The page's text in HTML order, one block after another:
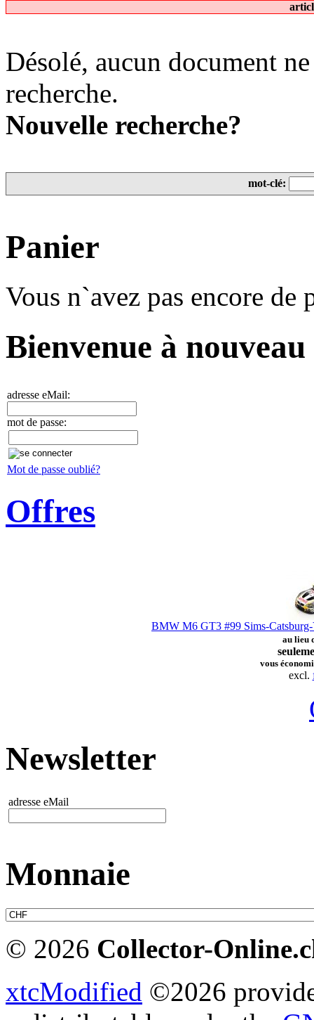
Désolé, aucun document
recherche.
Nouvelle recherche?
mot-clé:
Panier
Vous n`avez pas encore
Bienvenue à nouveau
adresse eMail:
mot de passe:
Mot de passe oublié?
Offres
BMW M6 GT3 #99 Sims-
au lieu
vous
excl.
Newsletter
adresse eMail
Monnaie
© 2026 Collector-
xtcModified ©2026